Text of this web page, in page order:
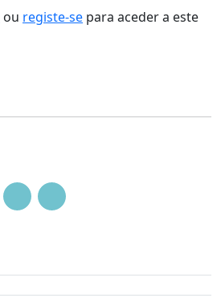
ou registe-se para aceder a este